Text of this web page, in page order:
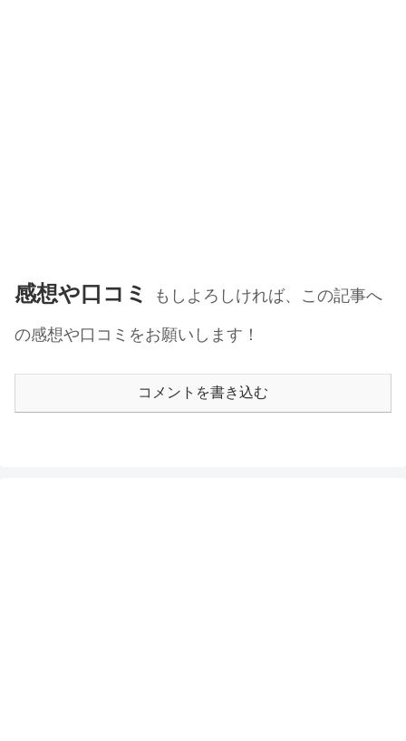
感想や口コミ
もしよろしければ、この記事へ
の感想や口コミをお願いします！
コメントを書き込む